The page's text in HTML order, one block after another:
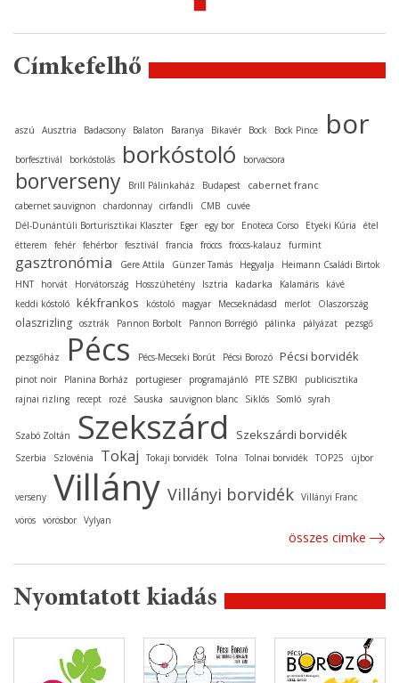
Címkefelhő
aszú Ausztria Badacsony Balaton Baranya Bikavér Bock Bock Pince bor
borfesztivál borkóstolás borkóstoló borvacsora
borverseny Brill Pálinkaház Budapest cabernet franc
cabernet sauvignon chardonnay cirfandli CMB cuvée
Dél-Dunántúli Borturisztikai Klaszter
Eger egy bor Enoteca Corso Etyeki Kúria
étel
étterem
fehér fehérbor fesztivál francia fröccs fröccs-kalauz furmint
gasztronómia Gere Attila Günzer Tamás Hegyalja
Heimann Családi Birtok
HNT
horvát Horvátország Hosszúhetény Isztria kadarka Kalamáris
kávé
keddi kóstoló kékfrankos kóstoló magyar Mecseknádasd merlot Olaszország
olaszrizling osztrák Pannon Borbolt Pannon Borrégió pálinka pályázat pezsgő
pezsgőház Pécs Pécs-Mecseki Borút Pécsi Borozó Pécsi borvidék
pinot noir Planina Borház portugieser programajánló PTE SZBKI
publicisztika
rajnai rizling
recept rozé Sauska sauvignon blanc Siklós Somló syrah
Szabó Zoltán Szekszárd Szekszárdi borvidék
Szerbia Szlovénia Tokaj Tokaji borvidék Tolna Tolnai borvidék TOP25 újbor
verseny Villány Villányi borvidék Villányi Franc
vörös vörösbor Vylyan
összes cimke
Nyomtatott kiadás